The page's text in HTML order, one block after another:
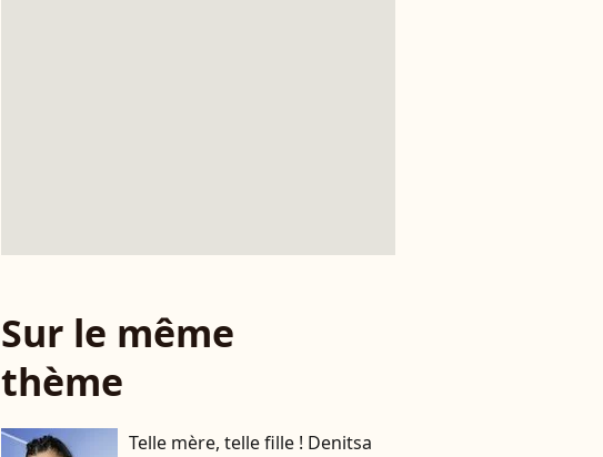
Sur le même
thème
Telle mère, telle fille ! Denitsa